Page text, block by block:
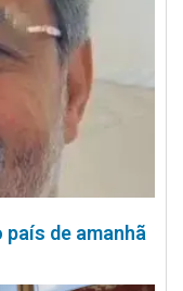
de amanhã